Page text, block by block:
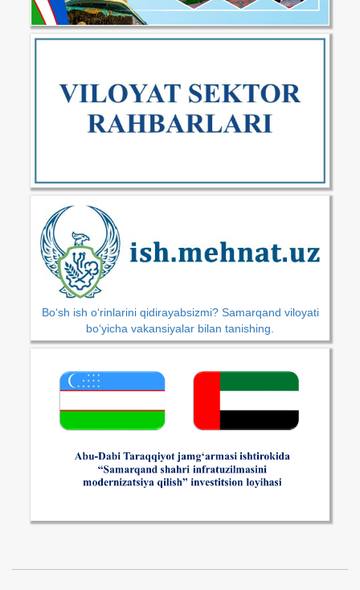
Bo‘sh ish o‘rinlarini qidirayabsizmi? Samarqand viloyati
bo‘yicha vakansiyalar bilan tanishing.